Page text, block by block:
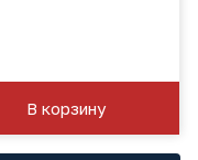
В корзину